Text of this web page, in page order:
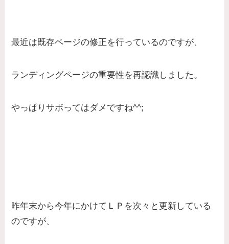
最近は既存ページの修正を行っているのですが、
ランディングページの重要性を再認識しました。
やっぱりサボってはダメですね^^;
昨年末から今年にかけてＬＰを次々と更新している
のですが、